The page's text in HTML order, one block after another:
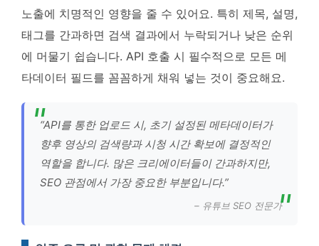
노출에 치명적인 영향을 줄 수 있어요. 특히 제목, 설명,
태그를 간과하면 검색 결과에서 누락되거나 낮은 순위
에 머물기 쉽습니다. API 호출 시 필수적으로 모든 메
타데이터 필드를 꼼꼼하게 채워 넣는 것이 중요해요.
“API를 통한 업로드 시, 초기 설정된 메타데이터가
향후 영상의 검색량과 시청 시간 확보에 결정적인
역할을 합니다. 많은 크리에이터들이 간과하지만,
SEO 관점에서 가장 중요한 부분입니다.”
– 유튜브 SEO 전문가